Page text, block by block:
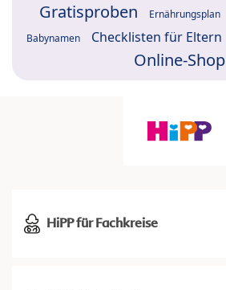
Gratisproben Ernährungsplan
Babynamen Checklisten für Eltern
Online-Shop
HiPP für Fachkreise